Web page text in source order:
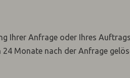
Ihrer Anfrage oder Ihres
24 Monate nach der Anfrage